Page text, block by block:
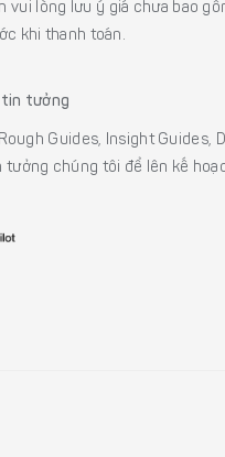
lòng lưu ý giá chưa bao
khi thanh toán.
tin tưởng
Guides, Insight Guides,
chúng tôi để lên kế